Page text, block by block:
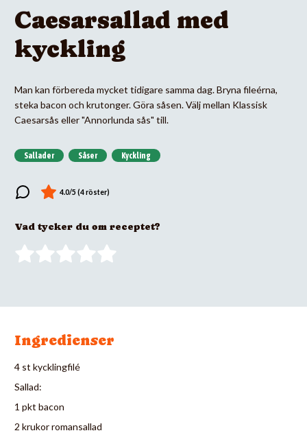
Caesarsallad med
kyckling
Man kan förbereda mycket tidigare samma dag. Bryna fileérna,
steka bacon och krutonger. Göra såsen. Välj mellan Klassisk
Caesarsås eller "Annorlunda sås" till.
Sallader Såser Kyckling
Vad tycker du om receptet?
Ingredienser
4 st kycklingfilé
Sallad:
1 pkt bacon
2 krukor romansallad